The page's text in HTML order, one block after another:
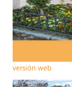
versión web